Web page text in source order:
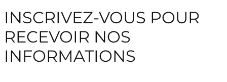
INSCRIVEZ-VOUS POUR
RECEVOIR NOS
INFORMATIONS